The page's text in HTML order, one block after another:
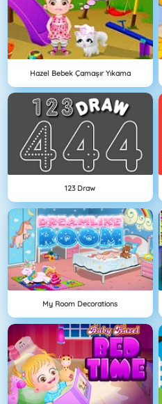
Hazel Bebek Çamaşır Yıkama
123 Draw
My Room Decorations